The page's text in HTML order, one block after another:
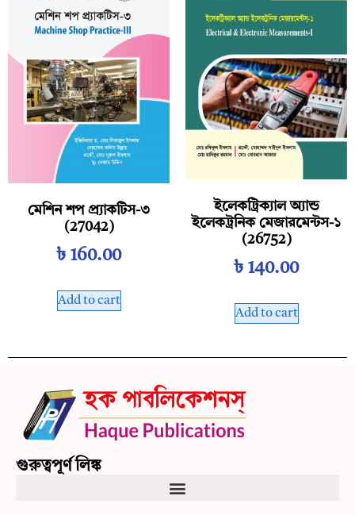
মেশিন শপ প্র্যাকটিস-৩
(27042)
৳ 160.00
Add to cart
ইলেকট্রিক্যাল অ্যান্ড
ইলেকট্রনিক মেজারমেন্টস-১
(26752)
৳ 140.00
Add to cart
গুরুত্বপূর্ণ লিঙ্ক